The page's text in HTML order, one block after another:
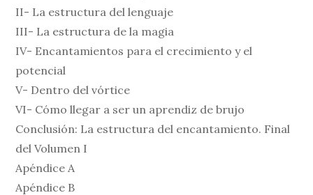
II- La estructura del lenguaje
III- La estructura de la magia
IV- Encantamientos para el crecimiento y el
potencial
V- Dentro del vórtice
VI- Cómo llegar a ser un aprendiz de brujo
Conclusión: La estructura del encantamiento. Final
del Volumen I
Apéndice A
Apéndice B